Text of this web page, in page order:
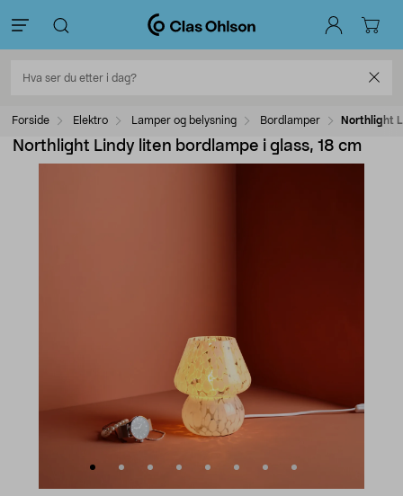
Forside Elektro Lamper og belysning Bordlamper Northlight
Northlight Lindy liten bordlampe i glass, 18 cm